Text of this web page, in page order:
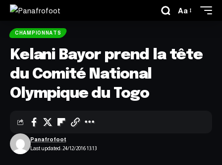
Aa
CHAMPIONNATS
Kelani Bayor prend la tête
du Comité National
Olympique du Togo
Last updated: 24/12/2016 13:13
Panafrofoot